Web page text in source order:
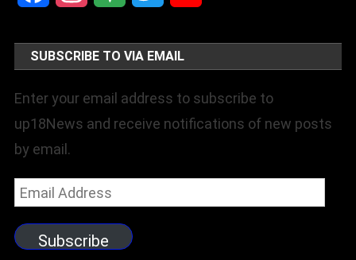
SUBSCRIBE TO VIA EMAIL
Enter your email address to subscribe to
up18News and receive notifications of new posts
by email.
Email
Subscribe